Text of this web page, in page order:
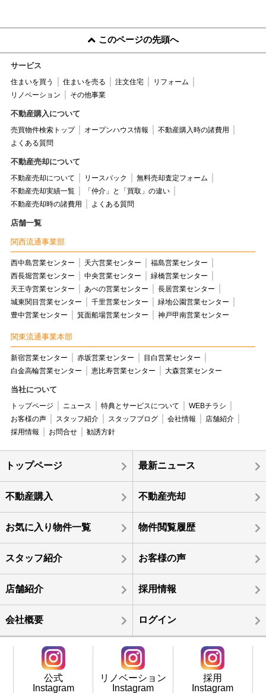
このページの先頭へ
サービス
住まいを買う 住まいを売る 注文住宅
リフォーム
リノベーション
その他事業
不動産購入について
売買物件検索トップ オープンハウス情報
不動産購入時の諸費用
よくある質問
不動産売却について
不動産売却について リースバック
無料売却査定フォーム
不動産売却実績一覧
「仲介」と「買取」の違い
不動産売却時の諸費用
よくある質問
店舗一覧
関西流通事業部
西中島営業センター 天六営業センター
福島営業センター
西長堀営業センター
中央営業センター
緑橋営業センター
天王寺営業センター
あべの営業センター
長居営業センター
城東関目営業センター
千里営業センター
緑地公園営業センター
豊中営業センター
箕面船場営業センター 神戸甲南営業センター
関東流通事業本部
新宿営業センター 赤坂営業センター
目白営業センター
白金高輪営業センター
恵比寿営業センター 大森営業センター
当社について
トップページ ニュース 特典とサービスについて
WEBチラシ
お客様の声
スタッフ紹介 スタッフブログ 会社情報
店舗紹介
採用情報
お問合せ 勧誘方針
トップページ 最新ニュース
不動産購入 不動産売却
お気に入り物件一覧 物件閲覧履歴
スタッフ紹介 お客様の声
店舗紹介 採用情報
会社概要 ログイン
公式
Instagram
リノベーション
Instagram
採用
Instagram